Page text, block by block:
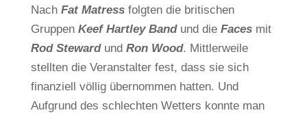
Nach Fat Matressfolgten die britischen
Gruppen Keef Hartley Bandund die Faces mit
Rod StewardundRon Wood. Mittlerweile
stellten die Veranstalter fest, dass sie sich
finanziell völlig übernommen hatten. Und
Aufgrund des schlechten Wetters konnte man